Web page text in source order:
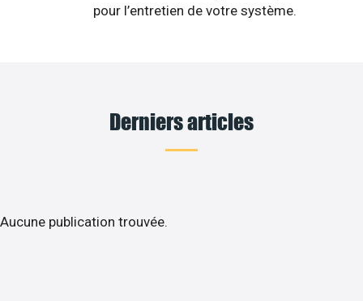
pour l’entretien de votre système.
Derniers articles
Aucune publication trouvée.